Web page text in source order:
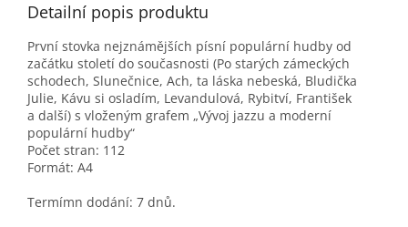
Detailní popis produktu
První stovka nejznámějších písní populární hudby od
začátku století do současnosti (Po starých zámeckých
schodech, Slunečnice, Ach, ta láska nebeská, Bludička
Julie, Kávu si osladím, Levandulová, Rybitví, František
a další) s vloženým grafem „Vývoj jazzu a moderní
populární hudby“
Počet stran: 112
Formát: A4
Termímn dodání: 7 dnů.